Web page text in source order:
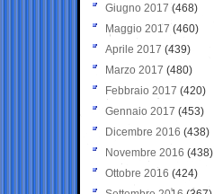
Giugno 2017 (468)
Maggio 2017 (460)
Aprile 2017 (439)
Marzo 2017 (480)
Febbraio 2017 (420)
Gennaio 2017 (453)
Dicembre 2016 (438)
Novembre 2016 (438)
Ottobre 2016 (424)